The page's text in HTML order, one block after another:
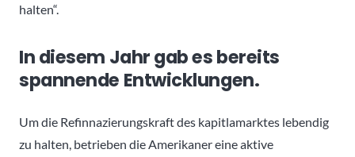
halten“.
In diesem Jahr gab es bereits
spannende Entwicklungen.
Um die Refinnazierungskraft des kapitlamarktes lebendig
zu halten, betrieben die Amerikaner eine aktive